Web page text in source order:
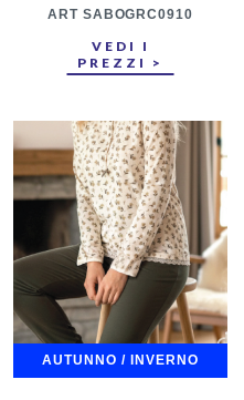
ART SABOGRC0910
VEDI I
PREZZI >
AUTUNNO / INVERNO